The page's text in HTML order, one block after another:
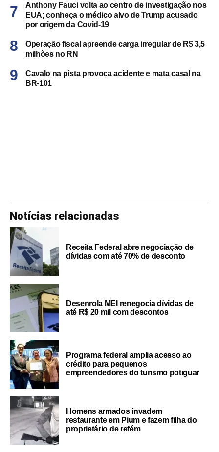
Anthony Fauci volta ao centro de investigação nos
EUA; conheça o médico alvo de Trump acusado
por origem da Covid-19
Operação fiscal apreende carga irregular de R$ 3,5
milhões no RN
Cavalo na pista provoca acidente e mata casal na
BR-101
Notícias relacionadas
Receita Federal abre negociação de
dívidas com até 70% de desconto
Desenrola MEI renegocia dívidas de
até R$ 20 mil com descontos
Programa federal amplia acesso ao
crédito para pequenos
empreendedores do turismo potiguar
Homens armados invadem
restaurante em Pium e fazem filha do
proprietário de refém